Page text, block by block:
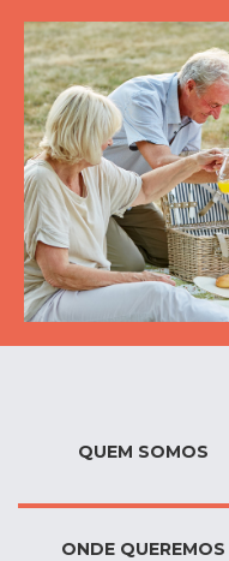
QUEM SOMOS
ONDE QUEREMOS